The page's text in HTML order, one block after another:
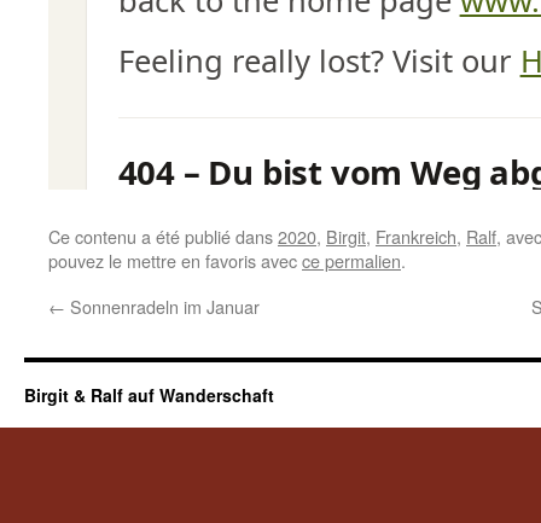
Ce contenu a été publié dans2020, Birgit, Frankreich, Ralf,
pouvez le mettre en favoris avecce permalien.
← Sonnenradeln im Januar
Birgit & Ralf auf Wanderschaft